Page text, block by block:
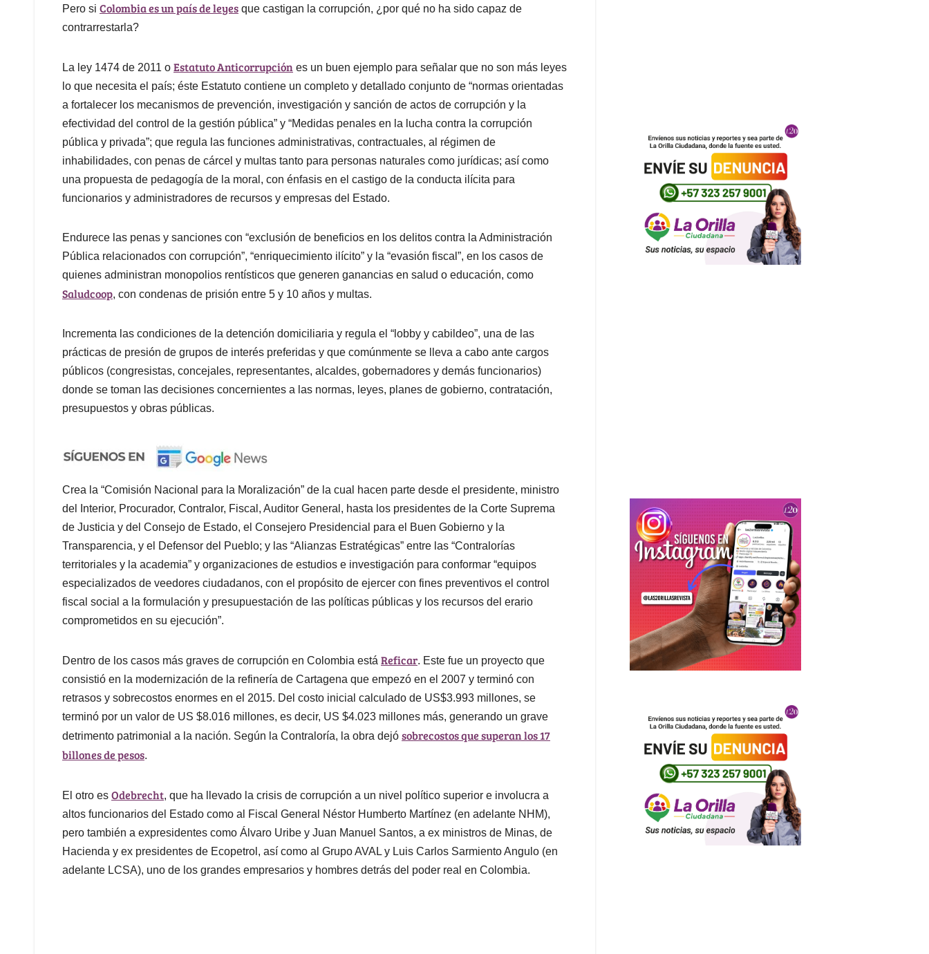
Pero si Colombia es un país de leyes que castigan la corrupción, ¿por qué no ha sido capaz de
contrarrestarla?
La ley 1474 de 2011 o Estatuto Anticorrupción es un buen ejemplo para señalar que no son más leyes
lo que necesita el país; éste Estatuto contiene un completo y detallado conjunto de “normas orientadas
a fortalecer los mecanismos de prevención, investigación y sanción de actos de corrupción y la
efectividad del control de la gestión pública” y “Medidas penales en la lucha contra la corrupción
pública y privada”; que regula las funciones administrativas, contractuales, al régimen de
inhabilidades, con penas de cárcel y multas tanto para personas naturales como jurídicas; así como
una propuesta de pedagogía de la moral, con énfasis en el castigo de la conducta ilícita para
funcionarios y administradores de recursos y empresas del Estado.
Endurece las penas y sanciones con “exclusión de beneficios en los delitos contra la Administración
Pública relacionados con corrupción”, “enriquecimiento ilícito” y la “evasión fiscal”, en los casos de
quienes administran monopolios rentísticos que generen ganancias en salud o educación, como
Saludcoop, con condenas de prisión entre 5 y 10 años y multas.
Incrementa las condiciones de la detención domiciliaria y regula el “lobby y cabildeo”, una de las
prácticas de presión de grupos de interés preferidas y que comúnmente se lleva a cabo ante cargos
públicos (congresistas, concejales, representantes, alcaldes, gobernadores y demás funcionarios)
donde se toman las decisiones concernientes a las normas, leyes, planes de gobierno, contratación,
presupuestos y obras públicas.
Crea la “Comisión Nacional para la Moralización” de la cual hacen parte desde el presidente, ministro
del Interior, Procurador, Contralor, Fiscal, Auditor General, hasta los presidentes de la Corte Suprema
de Justicia y del Consejo de Estado, el Consejero Presidencial para el Buen Gobierno y la
Transparencia, y el Defensor del Pueblo; y las “Alianzas Estratégicas” entre las “Contralorías
territoriales y la academia” y organizaciones de estudios e investigación para conformar “equipos
especializados de veedores ciudadanos, con el propósito de ejercer con fines preventivos el control
fiscal social a la formulación y presupuestación de las políticas públicas y los recursos del erario
comprometidos en su ejecución”.
Dentro de los casos más graves de corrupción en Colombia está Reficar. Este fue un proyecto que
consistió en la modernización de la refinería de Cartagena que empezó en el 2007 y terminó con
retrasos y sobrecostos enormes en el 2015. Del costo inicial calculado de US$3.993 millones, se
terminó por un valor de US $8.016 millones, es decir, US $4.023 millones más, generando un grave
detrimento patrimonial a la nación. Según la Contraloría, la obra dejó sobrecostos que superan los 17
billones de pesos.
El otro es Odebrecht, que ha llevado la crisis de corrupción a un nivel político superior e involucra a
altos funcionarios del Estado como al Fiscal General Néstor Humberto Martínez (en adelante NHM),
pero también a expresidentes como Álvaro Uribe y Juan Manuel Santos, a ex ministros de Minas, de
Hacienda y ex presidentes de Ecopetrol, así como al Grupo AVAL y Luis Carlos Sarmiento Angulo (en
adelante LCSA), uno de los grandes empresarios y hombres detrás del poder real en Colombia.